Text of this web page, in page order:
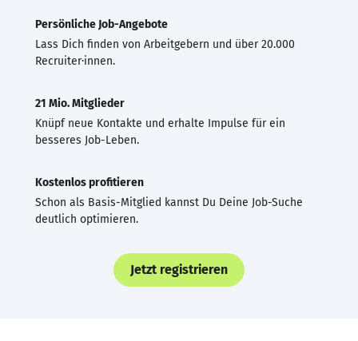
Persönliche Job-Angebote
Lass Dich finden von Arbeitgebern und über 20.000
Recruiter·innen.
21 Mio. Mitglieder
Knüpf neue Kontakte und erhalte Impulse für ein
besseres Job-Leben.
Kostenlos profitieren
Schon als Basis-Mitglied kannst Du Deine Job-Suche
deutlich optimieren.
Jetzt registrieren